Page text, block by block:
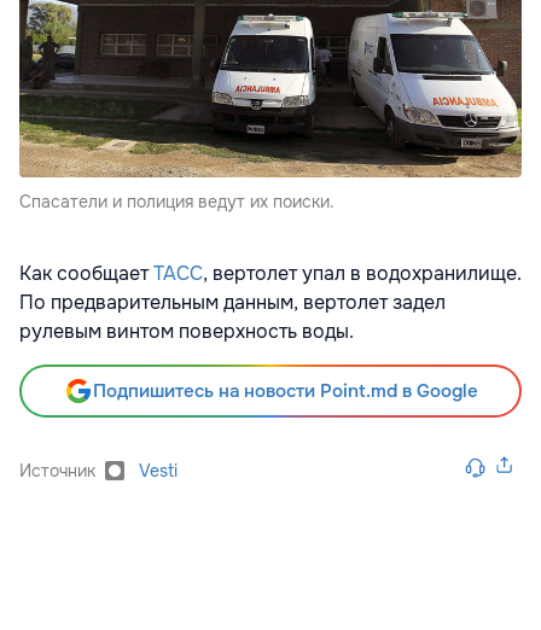
Спасатели и полиция ведут их поиски.
Как сообщаетТАСС, вертолет упал в водохранилище.
По предварительным данным, вертолет задел
рулевым винтом поверхность воды.
Подпишитесь на новости Point.md в Google
Источник Vesti